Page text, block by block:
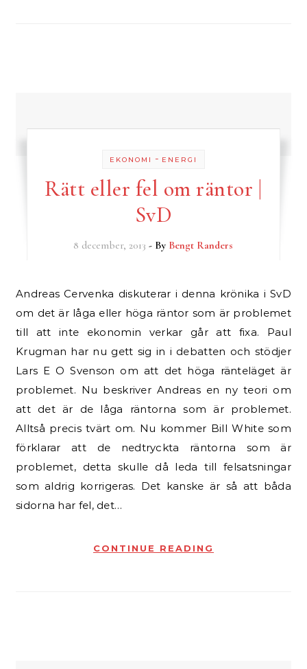
EKONOMI - ENERGI
Rätt eller fel om räntor |
SvD
8 december, 2013 - By Bengt Randers
Andreas Cervenka diskuterar i denna krönika i SvD
om det är låga eller höga räntor som är problemet
till att inte ekonomin verkar går att fixa. Paul
Krugman har nu gett sig in i debatten och stödjer
Lars E O Svenson om att det höga ränteläget är
problemet. Nu beskriver Andreas en ny teori om
att det är de låga räntorna som är problemet.
Alltså precis tvärt om. Nu kommer Bill White som
förklarar att de nedtryckta räntorna som är
problemet, detta skulle då leda till felsatsningar
som aldrig korrigeras. Det kanske är så att båda
sidorna har fel, det…
CONTINUE READING